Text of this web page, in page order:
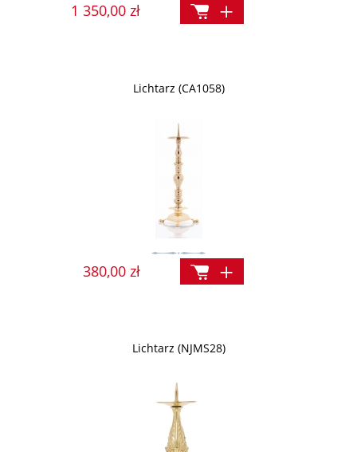
1 350,00 zł
Lichtarz (CA1058)
380,00 zł
Lichtarz (NJMS28)